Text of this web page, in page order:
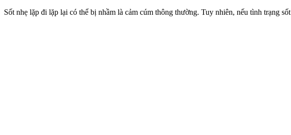
Sốt nhẹ lặp đi lặp lại có thể bị nhầm là cảm cúm thông thường. Tuy nhiên, nếu tình trạng